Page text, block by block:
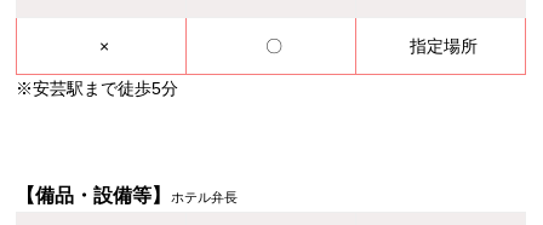
× 〇 指定場所
※安芸駅まで徒歩5分
【備品・設備等】 ホテル弁長